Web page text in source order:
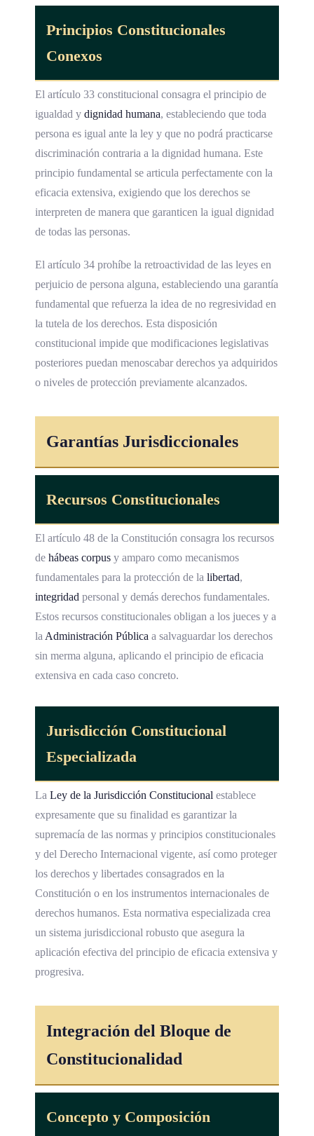
Principios Constitucionales
Conexos
El artículo 33 constitucional consagra el principio de
igualdad y dignidad humana, estableciendo que toda
persona es igual ante la ley y que no podrá practicarse
discriminación contraria a la dignidad humana. Este
principio fundamental se articula perfectamente con la
eficacia extensiva, exigiendo que los derechos se
interpreten de manera que garanticen la igual dignidad
de todas las personas.
El artículo 34 prohíbe la retroactividad de las leyes en
perjuicio de persona alguna, estableciendo una garantía
fundamental que refuerza la idea de no regresividad en
la tutela de los derechos. Esta disposición
constitucional impide que modificaciones legislativas
posteriores puedan menoscabar derechos ya adquiridos
o niveles de protección previamente alcanzados.
Garantías Jurisdiccionales
Recursos Constitucionales
El artículo 48 de la Constitución consagra los recursos
de hábeas corpus y amparo como mecanismos
fundamentales para la protección de la libertad,
integridad personal y demás derechos fundamentales.
Estos recursos constitucionales obligan a los jueces y a
laAdministración Pública a salvaguardar los derechos
sin merma alguna, aplicando el principio de eficacia
extensiva en cada caso concreto.
Jurisdicción Constitucional
Especializada
La Ley de la Jurisdicción Constitucional establece
expresamente que su finalidad es garantizar la
supremacía de las normas y principios constitucionales
y del Derecho Internacional vigente, así como proteger
los derechos y libertades consagrados en la
Constitución o en los instrumentos internacionales de
derechos humanos. Esta normativa especializada crea
un sistema jurisdiccional robusto que asegura la
aplicación efectiva del principio de eficacia extensiva y
progresiva.
Integración del Bloque de
Constitucionalidad
Concepto y Composición